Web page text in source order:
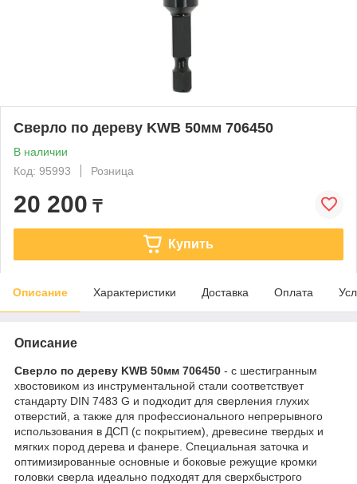
Сверло по дереву KWB 50мм 706450
В наличии
Код: 95993
Розница
20 200 ₸
Купить
Описание Характеристики Доставка Оплата
Описание
Сверло по дереву KWB 50мм 706450 - с шестигранным
хвостовиком из инструментальной стали соответствует
стандарту DIN 7483 G и подходит для сверления глухих
отверстий, а также для профессионального непрерывного
использования в ДСП (с покрытием), древесине твердых и
мягких пород дерева и фанере. Специальная заточка и
оптимизированные основные и боковые режущие кромки
головки сверла идеально подходят для сверхбыстрого